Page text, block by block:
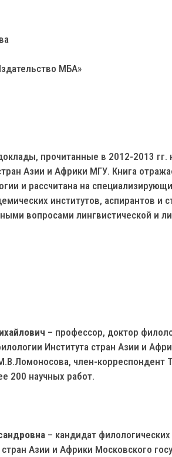
МБА»
прочитанные в 2012-2013
Азии и Африки МГУ. Книга
и рассчитана на
институтов, аспирантов и
вопросами лингвистической и
– профессор, доктор
Института стран Азии и
член-корреспондент
200 научных работ.
– кандидат
Азии и Африки Московского